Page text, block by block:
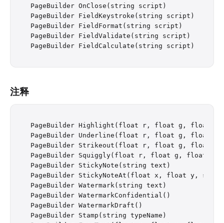
PageBuilder OnClose(string script)
PageBuilder FieldKeystroke(string script)
PageBuilder FieldFormat(string script)
PageBuilder FieldValidate(string script)
注释
PageBuilder Highlight(float r, float g, float b)
PageBuilder Underline(float r, float g, float b)
PageBuilder Strikeout(float r, float g, float b)
PageBuilder Squiggly(float r, float g, float b)
PageBuilder StickyNote(string text)
PageBuilder StickyNoteAt(float x, float y,
PageBuilder Watermark(string text)
PageBuilder WatermarkConfidential()
PageBuilder WatermarkDraft()
PageBuilder Stamp(string typeName)